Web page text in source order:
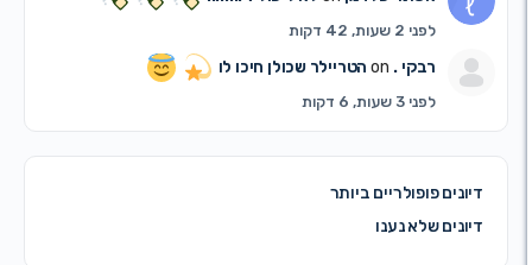
לפני 2 שעות, 42 דקות
רבקי . הטריילר שכולן חיכו לו
פופולריים ביותר
שלא נענו